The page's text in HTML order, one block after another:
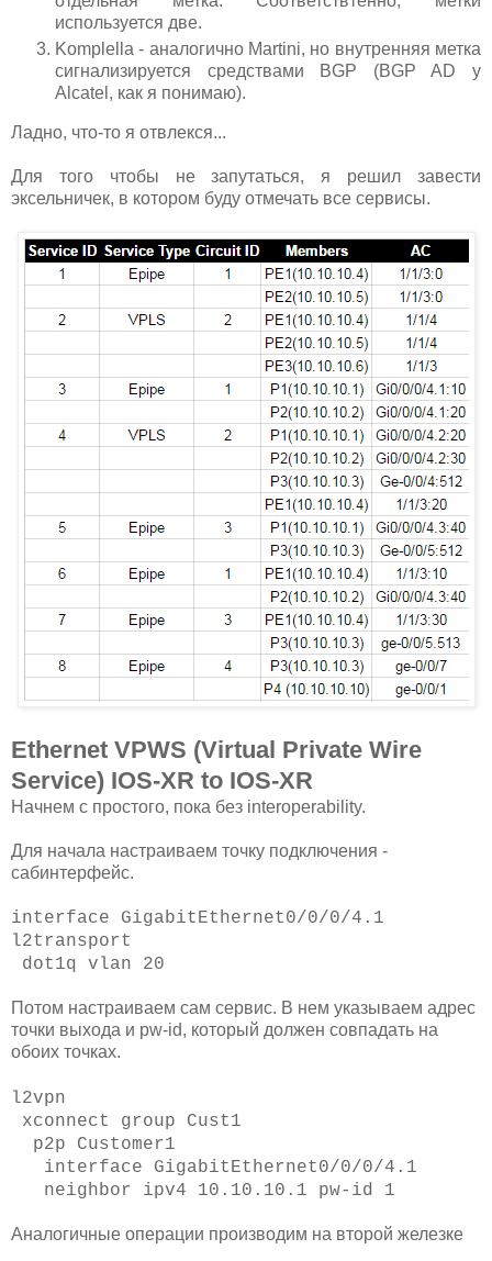
используется две.
Komplella - аналогично Martini, но внутренняя метка
сигнализируется средствами BGP (BGP AD у
Alcatel, как я понимаю).
Ладно, что-то я отвлекся...
Для того чтобы не запутаться, я решил завести
эксельничек, в котором буду отмечать все сервисы.
Ethernet VPWS (Virtual Private Wire
Service) IOS-XR to IOS-XR
Начнем с простого, пока без interoperability.
Для начала настраиваем точку подключения -
сабинтерфейс.
interface GigabitEthernet0/0/0/4.1
l2transport
dot1q vlan 20
Потом настраиваем сам сервис. В нем указываем адрес
точки выхода и pw-id, который должен совпадать на
обоих точках.
l2vpn
xconnect group Cust1
p2p Customer1
interface GigabitEthernet0/0/0/4.1
neighbor ipv4 10.10.10.1 pw-id 1
Аналогичные операции производим на второй железке